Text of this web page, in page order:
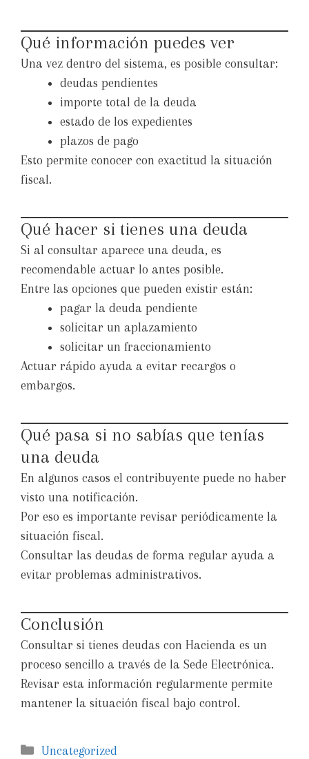
Qué información puedes ver
Una vez dentro del sistema, es posible consultar:
deudas pendientes
importe total de la deuda
estado de los expedientes
plazos de pago
Esto permite conocer con exactitud la situación
fiscal.
Qué hacer si tienes una deuda
Si al consultar aparece una deuda, es
recomendable actuar lo antes posible.
Entre las opciones que pueden existir están:
pagar la deuda pendiente
solicitar un aplazamiento
solicitar un fraccionamiento
Actuar rápido ayuda a evitar recargos o
embargos.
Qué pasa si no sabías que tenías
una deuda
En algunos casos el contribuyente puede no haber
visto una notificación.
Por eso es importante revisar periódicamente la
situación fiscal.
Consultar las deudas de forma regular ayuda a
evitar problemas administrativos.
Conclusión
Consultar si tienes deudas con Hacienda es un
proceso sencillo a través de la Sede Electrónica.
Revisar esta información regularmente permite
mantener la situación fiscal bajo control.
Uncategorized